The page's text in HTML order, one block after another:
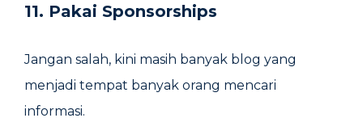
11. Pakai Sponsorships
Jangan salah, kini masih banyak blog yang
menjadi tempat banyak orang mencari
informasi.